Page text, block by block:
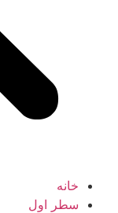
خانه
سطر اول